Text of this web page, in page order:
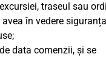
traseul sau
în vedere siguranța
data comenzii, și se